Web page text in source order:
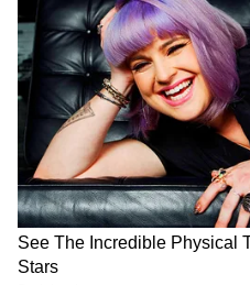
கிடைக்கும் ஒரு
இதில் அதிக
மிகவும் வசதியாக
ரூ.9.99 லட்சத்தில்
பேட்டரி சந்தா
வாங்கலாம்.